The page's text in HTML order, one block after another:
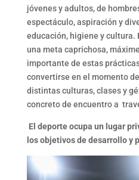
jóvenes y adultos, de
espectáculo, aspiración y
educación, higiene y cultura.
una meta caprichosa,
importante de estas
convertirse en el momento
distintas culturas, clases y
concreto de encuentro a
El deporte ocupa un lugar
los objetivos de desarrollo y